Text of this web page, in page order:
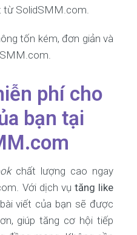
từ SolidSMM.com.
tốn kém, đơn giản và
phí cho
bạn tại
chất lượng cao ngay
Với dịch vụtăng like
viết của bạn sẽ được
giúp tăng cơ hội tiếp